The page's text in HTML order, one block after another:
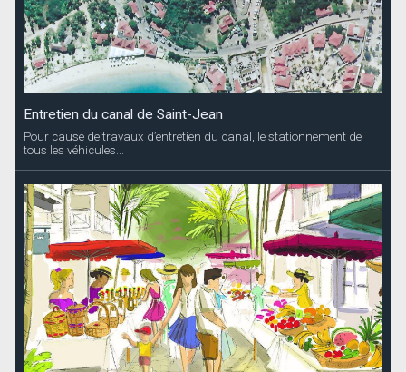
Entretien du canal de Saint-Jean
Pour cause de travaux d’entretien du canal, le stationnement de
tous les véhicules...